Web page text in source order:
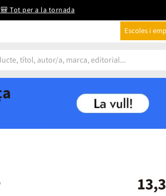
Tot per a la tornada
Escoles i